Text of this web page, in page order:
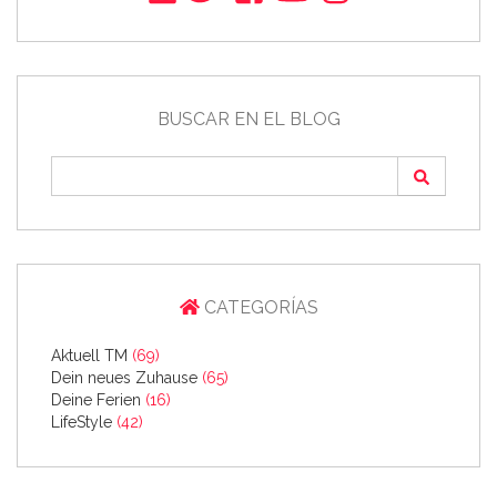
BUSCAR EN EL BLOG
CATEGORÍAS
Aktuell TM (69)
Dein neues Zuhause (65)
Deine Ferien (16)
LifeStyle (42)